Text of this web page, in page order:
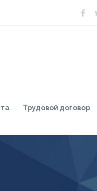
Трудовой договор